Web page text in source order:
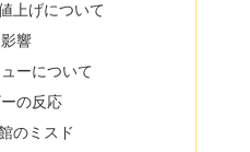
上げについて
響
ーについて
の反応
のミスド